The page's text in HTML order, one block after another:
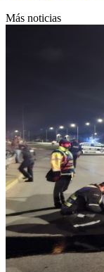
Más noticias